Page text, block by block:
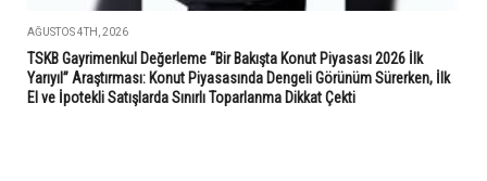
AĞUSTOS 4TH, 2026
TSKB Gayrimenkul Değerleme “Bir Bakışta Konut Piyasası 2026 İlk
Yarıyıl” Araştırması: Konut Piyasasında Dengeli Görünüm Sürerken, İlk
El ve İpotekli Satışlarda Sınırlı Toparlanma Dikkat Çekti